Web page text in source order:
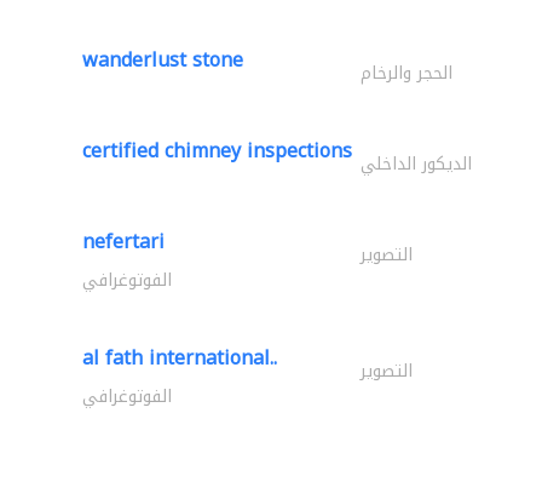
wanderlust stone الحجر والرخام
certified chimney inspections الديكور الداخلي
nefertari التصوير
الفوتوغرافي
al fath international.. التصوير
الفوتوغرافي